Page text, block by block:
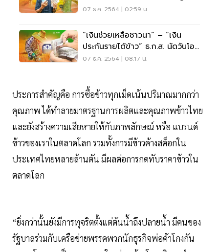
เลย
07 ธ.ค. 2564 | 02:59 น.
“เงินช่วยเหลือชาวนา” – “เงิน
ประกันรายได้ข้าว” ธ.ก.ส. นัดวันโอน
เงินแล้ว
07 ธ.ค. 2564 | 08:17 น.
ประการสำคัญคือ การซื้อข้าวทุกเม็ดเน้นปริมาณมากกว่า
คุณภาพ ได้ทำลายมาตรฐานการผลิตและคุณภาพข้าวไทย
และยังสร้างความเสียหายให้กับภาพลักษณ์ หรือ แบรนด์
ข้าวของเราในตลาดโลก รวมทั้งการมีข้าวค้างสต็อกใน
ประเทศไทยหลายล้านตัน มีผลต่อการกดทับราคาข้าวใน
ตลาดโลก
“ยิ่งกว่านั้นยังมีการทุจริตตั้งแต่ต้นน้ำถึงปลายน้ำ มีคนของ
รัฐบาลร่วมกับเครือข่ายพรรคพวกนักธุรกิจพ่อค้าโกงกัน